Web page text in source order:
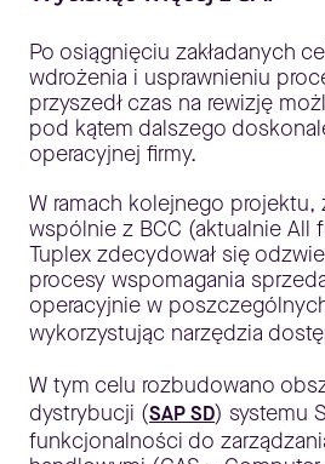
Po osiągnięciu zakładanych
wdrożenia i usprawnieniu
przyszedł czas na rewizję
pod kątem dalszego
operacyjnej firmy.
W ramach kolejnego projektu,
wspólnie z BCC (aktualnie All
Tuplex zdecydował się
procesy wspomagania
operacyjnie w
wykorzystując narzędzia
W tym celu rozbudowano
dystrybucji (SAP SD) systemu
funkcjonalności do